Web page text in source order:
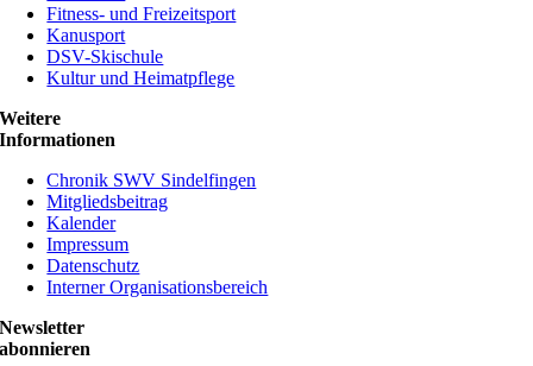
Fitness- und Freizeitsport
Kanusport
DSV-Skischule
Kultur und Heimatpflege
Weitere
Informationen
Chronik SWV Sindelfingen
Mitgliedsbeitrag
Kalender
Impressum
Datenschutz
Interner Organisationsbereich
Newsletter
abonnieren